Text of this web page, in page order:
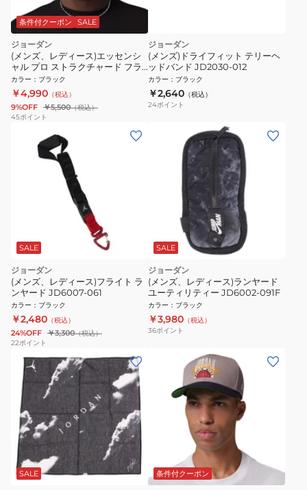
条件付クーポン SALE
ジョーダン
(メンズ、レディース)エッセンシ
ャル プロ ストラクチャード フラ
ット ビル キャップ IF3508-010
カラー ： ブラック
￥4,990 （税込）
9%OFF ￥5,500（税込）
45ポイント
ジョーダン
(メンズ)ドライフィット テリーヘ
ッドバンド JD2030-012
カラー ： ブラック
￥2,640 （税込）
24ポイント
SALE
ジョーダン
(メンズ、レディース)フライト ラ
ンヤード JD6007-061
カラー ： ブラック
￥2,480 （税込）
24%OFF ￥3,300（税込）
22ポイント
SALE
ジョーダン
(メンズ、レディース)ランヤード
ユーティリティー JD6002-091F
カラー ： ブラック
￥3,980 （税込）
36ポイント
SALE 条件付クーポン